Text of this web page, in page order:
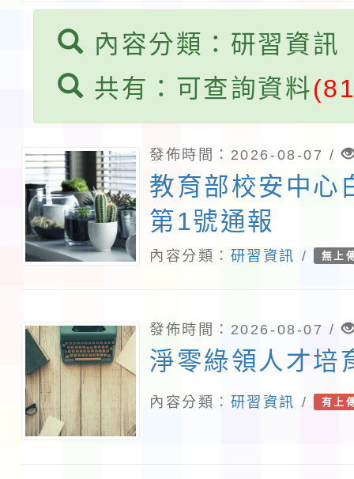
展演活動實施計畫」
請一案
內容分類：研習資訊
共有：可查詢資料
發佈時間：2026-08-07 /
教育部校安中心
第1號通報
內容分類： 研習資訊 / 無上
發佈時間：2026-08-07 /
淨零綠領人才培
內容分類： 研習資訊 / 有上